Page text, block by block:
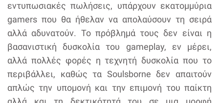
εντυπωσιακές πωλήσεις, υπάρχουν εκατομμύρια
gamers που θα ήθελαν να απολαύσουν τη σειρά
αλλά αδυνατούν. Το πρόβλημά τους δεν είναι η
βασανιστική δυσκολία του gameplay, εν μέρει,
αλλά πολλές φορές η τεχνητή δυσκολία που το
περιβάλλει, καθώς τα Soulsborne δεν απαιτούν
απλώς την υπομονή και την επιμονή του παίκτη